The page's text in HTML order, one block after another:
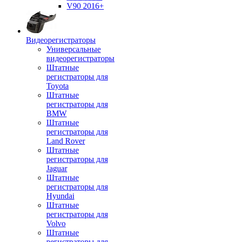
V90 2016+
Видеорегистраторы
Универсальные
видеорегистраторы
Штатные
регистраторы для
Toyota
Штатные
регистраторы для
BMW
Штатные
регистраторы для
Land Rover
Штатные
регистраторы для
Jaguar
Штатные
регистраторы для
Hyundai
Штатные
регистраторы для
Volvo
Штатные